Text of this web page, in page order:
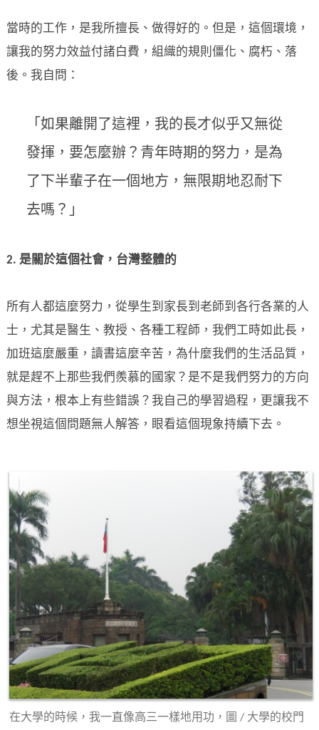
當時的工作，是我所擅長、做得好的。但是，這個環境，
讓我的努力效益付諸白費，組織的規則僵化、腐朽、落
後。我自問：
「如果離開了這裡，我的長才似乎又無從
發揮，要怎麼辦？青年時期的努力，是為
了下半輩子在一個地方，無限期地忍耐下
去嗎？」
2. 是關於這個社會，台灣整體的
所有人都這麼努力，從學生到家長到老師到各行各業的人
士，尤其是醫生、教授、各種工程師，我們工時如此長，
加班這麼嚴重，讀書這麼辛苦，為什麼我們的生活品質，
就是趕不上那些我們羨慕的國家？是不是我們努力的方向
與方法，根本上有些錯誤？我自己的學習過程，更讓我不
想坐視這個問題無人解答，眼看這個現象持續下去。
在大學的時候，我一直像高三一樣地用功，圖 / 大學的校門